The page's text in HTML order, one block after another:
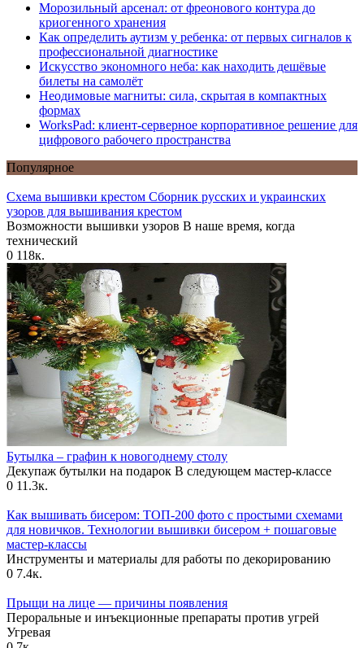
Морозильный арсенал: от фреонового контура до
криогенного хранения
Как определить аутизм у ребенка: от первых сигналов к
профессиональной диагностике
Искусство экономного неба: как находить дешёвые
билеты на самолёт
Неодимовые магниты: сила, скрытая в компактных
формах
WorksPad: клиент-серверное корпоративное решение для
цифрового рабочего пространства
Популярное
Схема вышивки крестом Сборник русских и украинских
узоров для вышивания крестом
Возможности вышивки узоров В наше время, когда
технический
0 118к.
Бутылка – графин к новогоднему столу
Декупаж бутылки на подарок В следующем мастер-классе
0 11.3к.
Как вышивать бисером: ТОП-200 фото с простыми схемами
для новичков. Технологии вышивки бисером + пошаговые
мастер-классы
Инструменты и материалы для работы по декорированию
0 7.4к.
Прыщи на лице — причины появления
Пероральные и инъекционные препараты против угрей
Угревая